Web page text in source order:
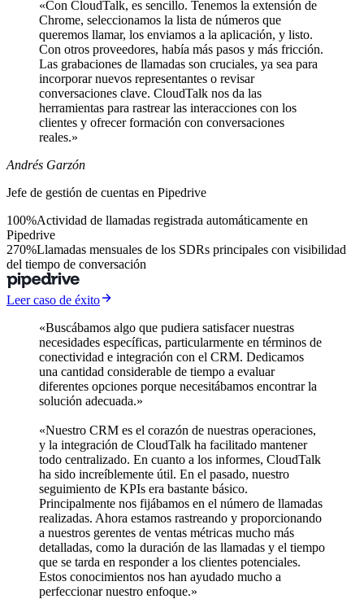
«Con CloudTalk, es sencillo. Tenemos la extensión de
Chrome, seleccionamos la lista de números que
queremos llamar, los enviamos a la aplicación, y listo.
Con otros proveedores, había más pasos y más fricción.
Las grabaciones de llamadas son cruciales, ya sea para
incorporar nuevos representantes o revisar
conversaciones clave. CloudTalk nos da las
herramientas para rastrear las interacciones con los
clientes y ofrecer formación con conversaciones
reales.»
Andrés Garzón
Jefe de gestión de cuentas en Pipedrive
100%Actividad de llamadas registrada automáticamente en
Pipedrive
270%Llamadas mensuales de los SDRs principales con visibilidad
del tiempo de conversación
Leer caso de éxito
«Buscábamos algo que pudiera satisfacer nuestras
necesidades específicas, particularmente en términos de
conectividad e integración con el CRM. Dedicamos
una cantidad considerable de tiempo a evaluar
diferentes opciones porque necesitábamos encontrar la
solución adecuada.»
«Nuestro CRM es el corazón de nuestras operaciones,
y la integración de CloudTalk ha facilitado mantener
todo centralizado. En cuanto a los informes, CloudTalk
ha sido increíblemente útil. En el pasado, nuestro
seguimiento de KPIs era bastante básico.
Principalmente nos fijábamos en el número de llamadas
realizadas. Ahora estamos rastreando y proporcionando
a nuestros gerentes de ventas métricas mucho más
detalladas, como la duración de las llamadas y el tiempo
que se tarda en responder a los clientes potenciales.
Estos conocimientos nos han ayudado mucho a
perfeccionar nuestro enfoque.»